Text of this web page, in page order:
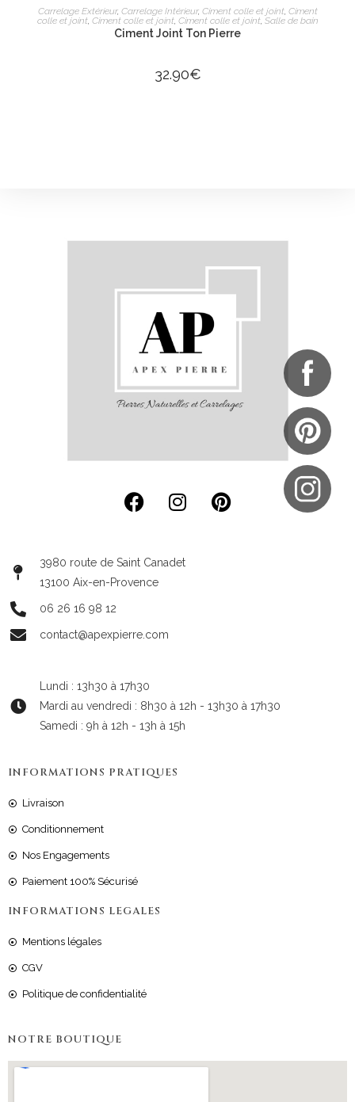
AJOUTER AU PANIER
Carrelage Extérieur, Carrelage Intérieur, Ciment colle et joint, Ciment
colle et joint, Ciment colle et joint, Ciment colle et joint, Salle de bain
Ciment Joint Ton Pierre
32.90€
3980 route de Saint Canadet
13100 Aix-en-Provence
06 26 16 98 12
contact@apexpierre.com
Lundi : 13h30 à 17h30
Mardi au vendredi : 8h30 à 12h - 13h30 à 17h30
Samedi : 9h à 12h - 13h à 15h
INFORMATIONS PRATIQUES
Livraison
Conditionnement
Nos Engagements
Paiement 100% Sécurisé
INFORMATIONS LEGALES
Mentions légales
CGV
Politique de confidentialité
NOTRE BOUTIQUE